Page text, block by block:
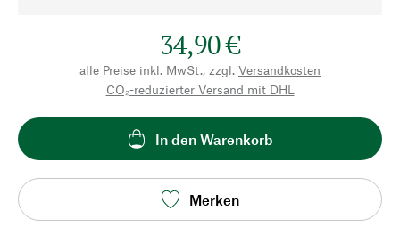
34,90 €
alle Preise inkl. MwSt., zzgl. Versandkosten
CO₂-reduzierter Versand mit DHL
In den Warenkorb
Merken